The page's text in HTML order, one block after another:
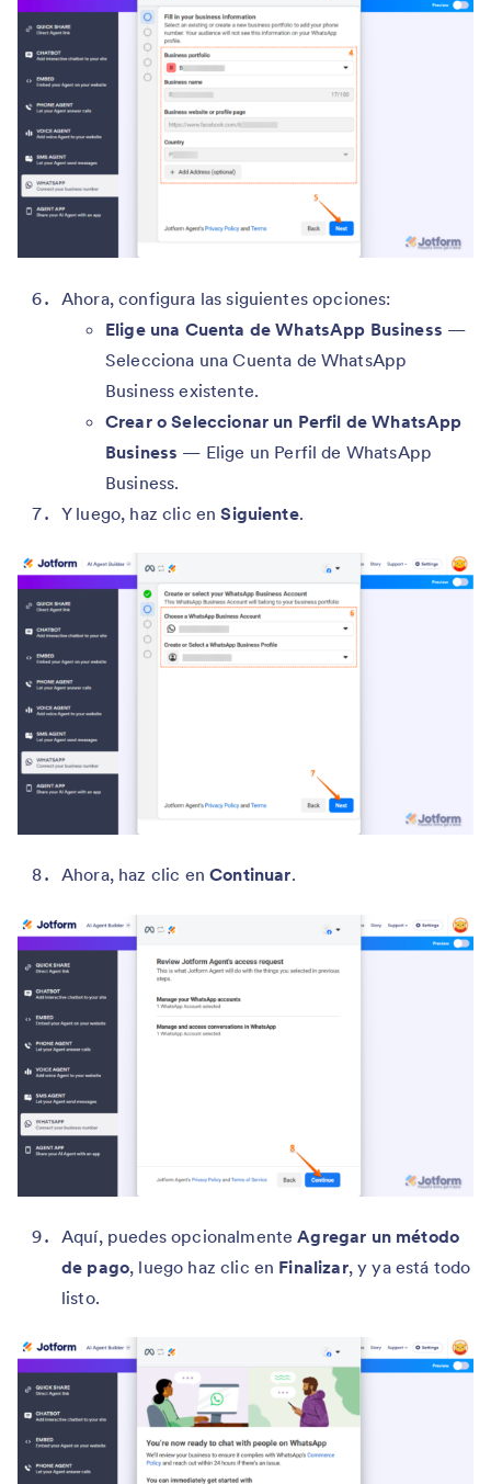
Ahora, configura las siguientes opciones:
Elige una Cuenta de WhatsApp Business —
Selecciona una Cuenta de WhatsApp
Business existente.
Crear o Seleccionar un Perfil de WhatsApp
Business — Elige un Perfil de WhatsApp
Business.
Y luego, haz clic enSiguiente.
Ahora, haz clic enContinuar.
Aquí, puedes opcionalmenteAgregar un método
de pago, luego haz clic en Finalizar, y ya está todo
listo.